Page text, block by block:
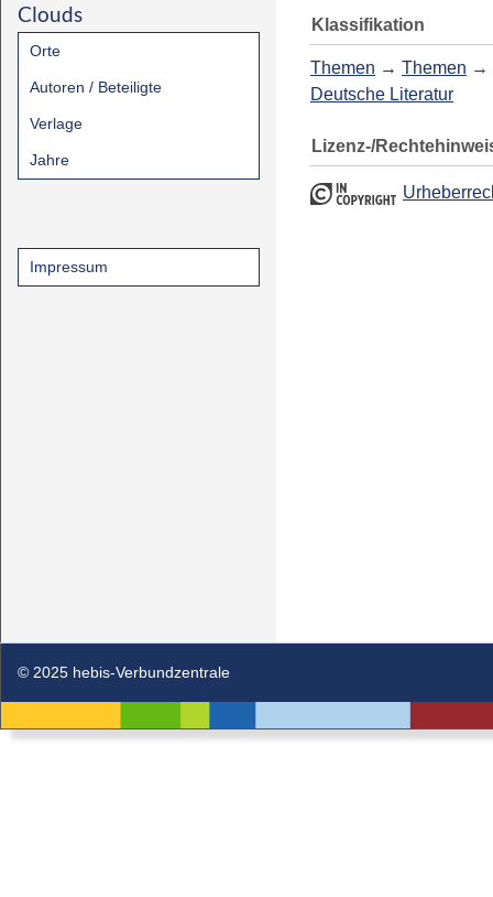
Clouds
Orte
Autoren / Beteiligte
Verlage
Jahre
Impressum
Klassifikation
Themen → Themen →
Deutsche Literatur
Lizenz-/
© 2025 hebis-Verbundzentrale